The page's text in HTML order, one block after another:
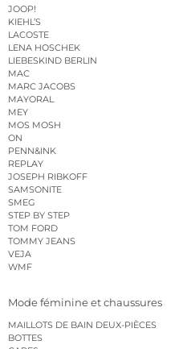
JOOP!
KIEHL’S
LACOSTE
LENA HOSCHEK
LIEBESKIND BERLIN
MAC
MARC JACOBS
MAYORAL
MEY
MOS MOSH
ON
PENN&INK
REPLAY
JOSEPH RIBKOFF
SAMSONITE
SMEG
STEP BY STEP
TOM FORD
TOMMY JEANS
VEJA
WMF
Mode féminine et chaussures
MAILLOTS DE BAIN DEUX-PIÈCES
BOTTES